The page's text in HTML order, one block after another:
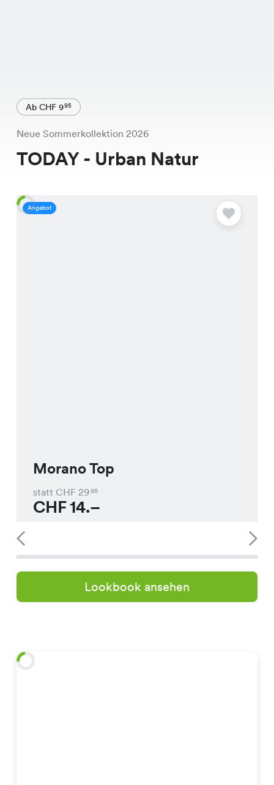
Ab CHF 995
Neue Sommerkollektion 2026
TODAY - Urban Natur
Angebot
Morano Top
statt CHF 2995
CHF14.–
Lookbook ansehen